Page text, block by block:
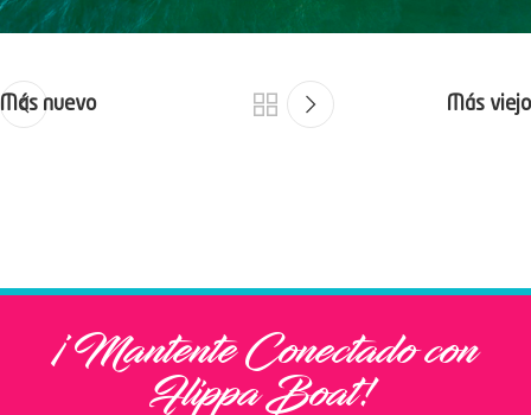
Más nuevo Más viejo
¡Mantente Conectado con
Flippa Boat!